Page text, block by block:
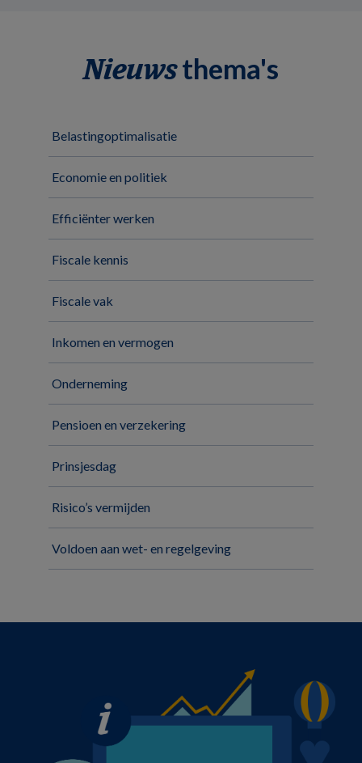
Nieuwsthema's
Belastingoptimalisatie
Economie en politiek
Efficiënter werken
Fiscale kennis
Fiscale vak
Inkomen en vermogen
Onderneming
Pensioen en verzekering
Prinsjesdag
Risico’s vermijden
Voldoen aan wet- en regelgeving